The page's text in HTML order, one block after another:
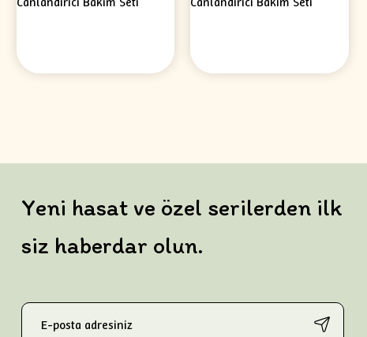
Yeni hasat ve özel serilerden ilk
siz haberdar olun.